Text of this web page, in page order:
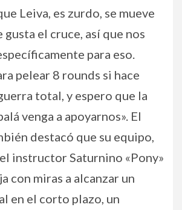
Leiva, es zurdo, se mueve
gusta el cruce, así que nos
para eso.
pelear 8 rounds si hace
total, y espero que la
venga a apoyarnos». El
destacó que su equipo,
instructor Saturnino «Pony»
con miras a alcanzar un
en el corto plazo, un